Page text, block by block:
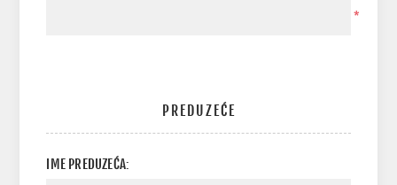
*
PREDUZEĆE
IME PREDUZEĆA: